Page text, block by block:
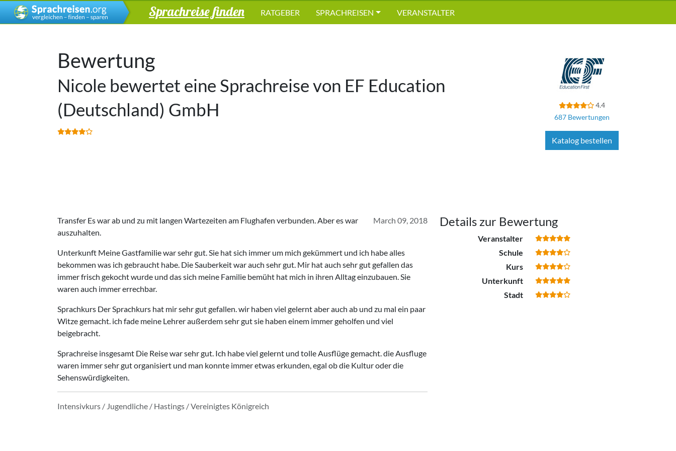
Sprachreise finden RATGEBER SPRACHREISEN VERANSTALTER
Bewertung
Nicole bewertet eine Sprachreise von EF Education
(Deutschland) GmbH
4.4
687 Bewertungen
Katalog bestellen
March 09, 2018
Transfer Es war ab und zu mit langen Wartezeiten am Flughafen verbunden. Aber es war
auszuhalten.
Unterkunft Meine Gastfamilie war sehr gut. Sie hat sich immer um mich gekümmert und ich habe alles
bekommen was ich gebraucht habe. Die Sauberkeit war auch sehr gut. Mir hat auch sehr gut gefallen das
immer frisch gekocht wurde und das sich meine Familie bemüht hat mich in ihren Alltag einzubauen. Sie
waren auch immer errechbar.
Sprachkurs Der Sprachkurs hat mir sehr gut gefallen. wir haben viel gelernt aber auch ab und zu mal ein paar
Witze gemacht. ich fade meine Lehrer außerdem sehr gut sie haben einem immer geholfen und viel
beigebracht.
Sprachreise insgesamt Die Reise war sehr gut. Ich habe viel gelernt und tolle Ausflüge gemacht. die Ausfluge
waren immer sehr gut organisiert und man konnte immer etwas erkunden, egal ob die Kultur oder die
Sehenswürdigkeiten.
Intensivkurs / Jugendliche / Hastings / Vereinigtes Königreich
Details zur Bewertung
Veranstalter
Schule
Kurs
Unterkunft
Stadt